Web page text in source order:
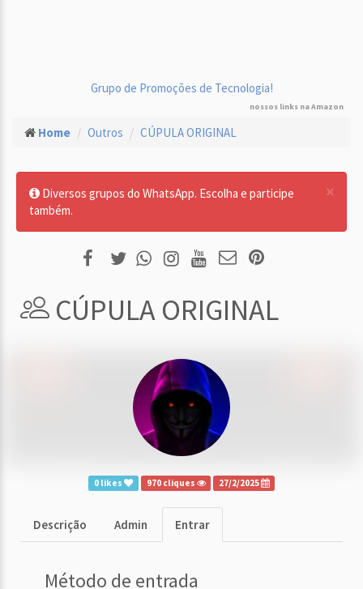
Grupo de Promoções de Tecnologia!
nossos links na Amazon
Home Outros CÚPULA ORIGINAL
×
Diversos grupos do WhatsApp. Escolha e participe
também.
CÚPULA ORIGINAL
0 likes 970 cliques 27/2/2025
Descrição Admin Entrar
Método de entrada